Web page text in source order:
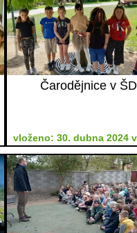
Čarodějnice v ŠD
vloženo: 30. dubna 2024